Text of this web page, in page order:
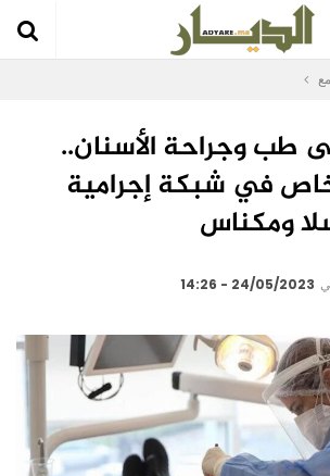
طب وجراحة الأسنان..
7 أشخاص في شبكة إجرامية
ومكناس
24/05/2023 - 14:26